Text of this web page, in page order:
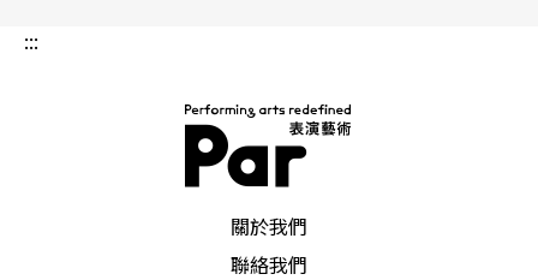
:::
關於我們
聯絡我們